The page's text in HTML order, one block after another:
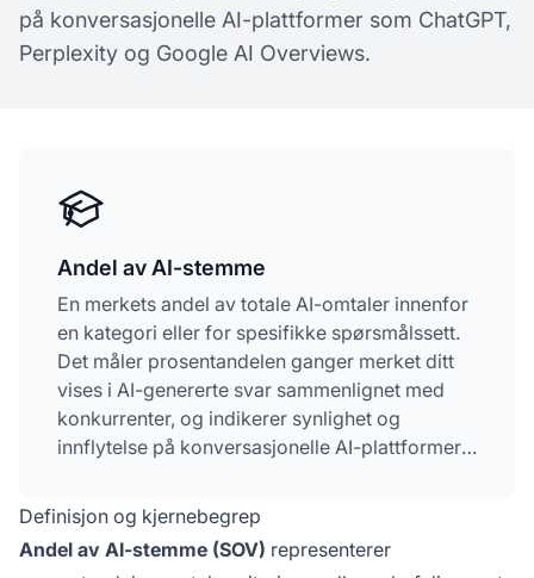
på konversasjonelle AI-plattformer som ChatGPT,
Perplexity og Google AI Overviews.
Andel av AI-stemme
En merkets andel av totale AI-omtaler innenfor
en kategori eller for spesifikke spørsmålssett.
Det måler prosentandelen ganger merket ditt
vises i AI-genererte svar sammenlignet med
konkurrenter, og indikerer synlighet og
innflytelse på konversasjonelle AI-plattformer
Overviews.
Definisjon og kjernebegrep
Andel av AI-stemme (SOV) representerer